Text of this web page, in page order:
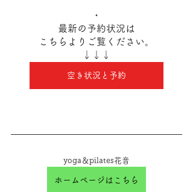
・
最新の予約状況は
こちらよりご覧ください。
↓↓↓
空き状況と予約
yoga＆pilates花音
ホームページはこちら